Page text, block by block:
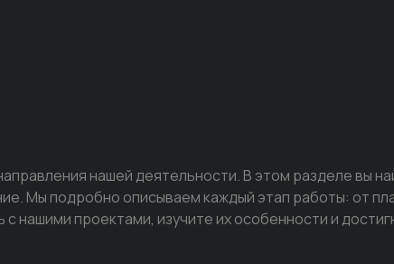
нашей деятельности. В этом разделе вы
Мы подробно описываем каждый этап работы: от
нашими проектами, изучите их особенности и